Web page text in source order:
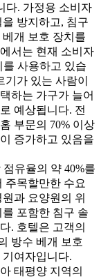
다. 가정용 소비자
방지하고, 침구
개 보호 장치를
서는 현재 소비자
를 사용하고 있습
가 있는 사람이
하는 가구가 늘어
예상됩니다. 전
부문의 70% 이상
증가하고 있음을
유율의 약 40%를
주목할만한 수요
과 요양원의 위
포함한 침구 솔
. 호텔은 고객의
방수 베개 보호
여자입니다.
태평양 지역의